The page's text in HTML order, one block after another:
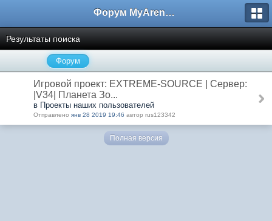
Форум MyArena.ru
Результаты поиска
Форум
Игровой проект: EXTREME-SOURCE | Сервер:
|V34| Планета Зо...
в Проекты наших пользователей
Отправлено янв 28 2019 19:46 автор rus123342
Полная версия